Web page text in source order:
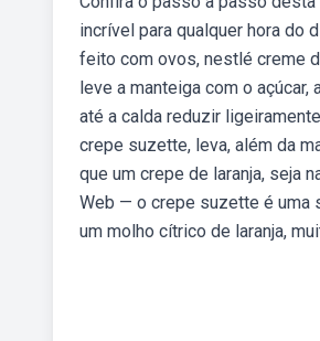
incrível para qualquer hora do
feito com ovos, nestlé creme
leve a manteiga com o
até a calda reduzir
crepe suzette, leva, além da
que um crepe de laranja, seja
Web — o crepe suzette é uma
um molho cítrico de laranja,